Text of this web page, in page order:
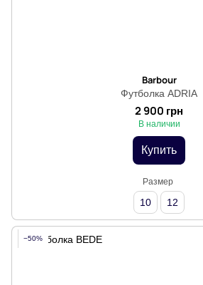
Barbour
Футболка ADRIA
2 900 грн
В наличии
Купить
Размер
10 12
−50%